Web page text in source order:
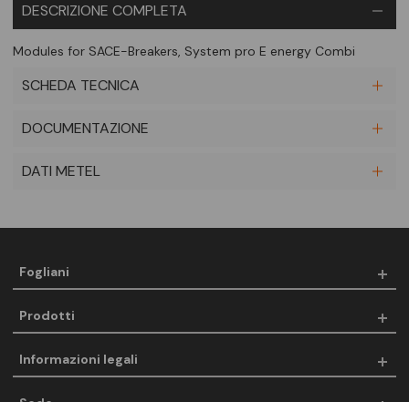
DESCRIZIONE COMPLETA
Modules for SACE-Breakers, System pro E energy Combi
SCHEDA TECNICA
DOCUMENTAZIONE
DATI METEL
Fogliani
Prodotti
Informazioni legali